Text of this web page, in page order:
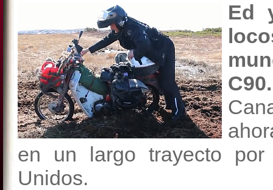
Ed
en un largo trayecto
Unidos.